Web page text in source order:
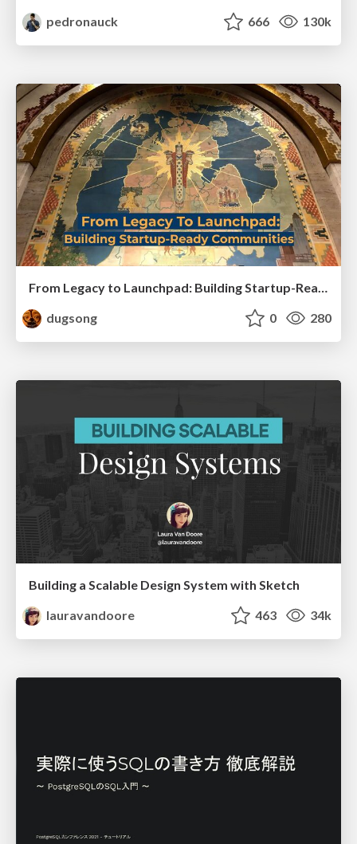
pedronauck
666 130k
From Legacy to Launchpad: Building Startup-Ready Communities
dugsong
0 280
Building a Scalable Design System with Sketch
lauravandoore
463 34k